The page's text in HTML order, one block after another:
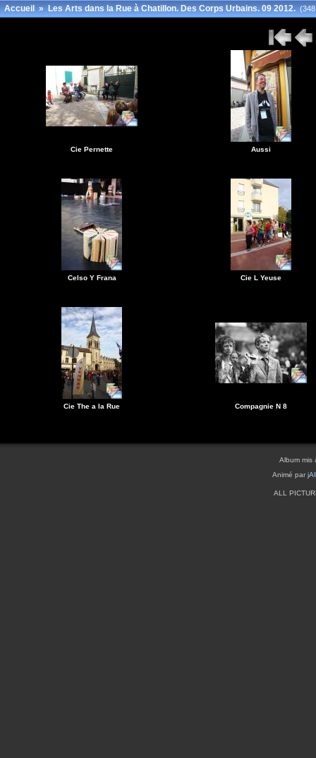
Accueil»Les Arts dans la Rue à Chatillon. Des Corps Urbains. 09 2012. (348
Cie Pernette Aussi
Celso Y Frana Cie L Yeuse
Cie The a la Rue Compagnie N 8
Album mis
Animé par
ALL